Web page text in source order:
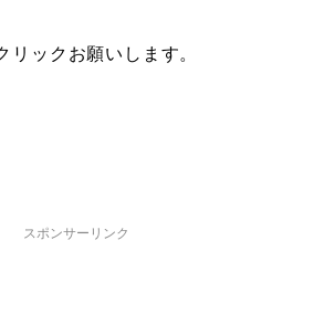
リックお願いします。
スポンサーリンク